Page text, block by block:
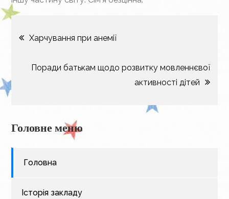
Навігація
записів
Харчування при анемії
Поради батькам щодо розвитку мовленнєвої
активності дітей
Головне меню
Головна
Історія закладу